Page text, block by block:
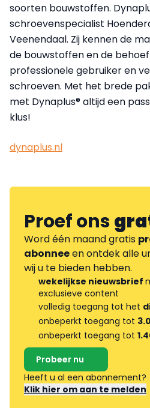
soorten bouwstoffen.
schroevenspecialist
Veenendaal. Zij kennen de
de bouwstoffen en de
professionele gebruiker en
schroeven. Met het brede
met Dynaplus® altijd een
klus!
dynaplus.nl
Proef ons
Word één maand gratis
abonneeen ontdek alle
wij u te bieden hebben.
wekelijkse nieuwsbrief
exclusieve content
volledig toegang tot het
onbeperkt toegang tot
onbeperkt toegang tot
Probeer nu
Heeft u al een abonnement?
Klik hier om aan te melden